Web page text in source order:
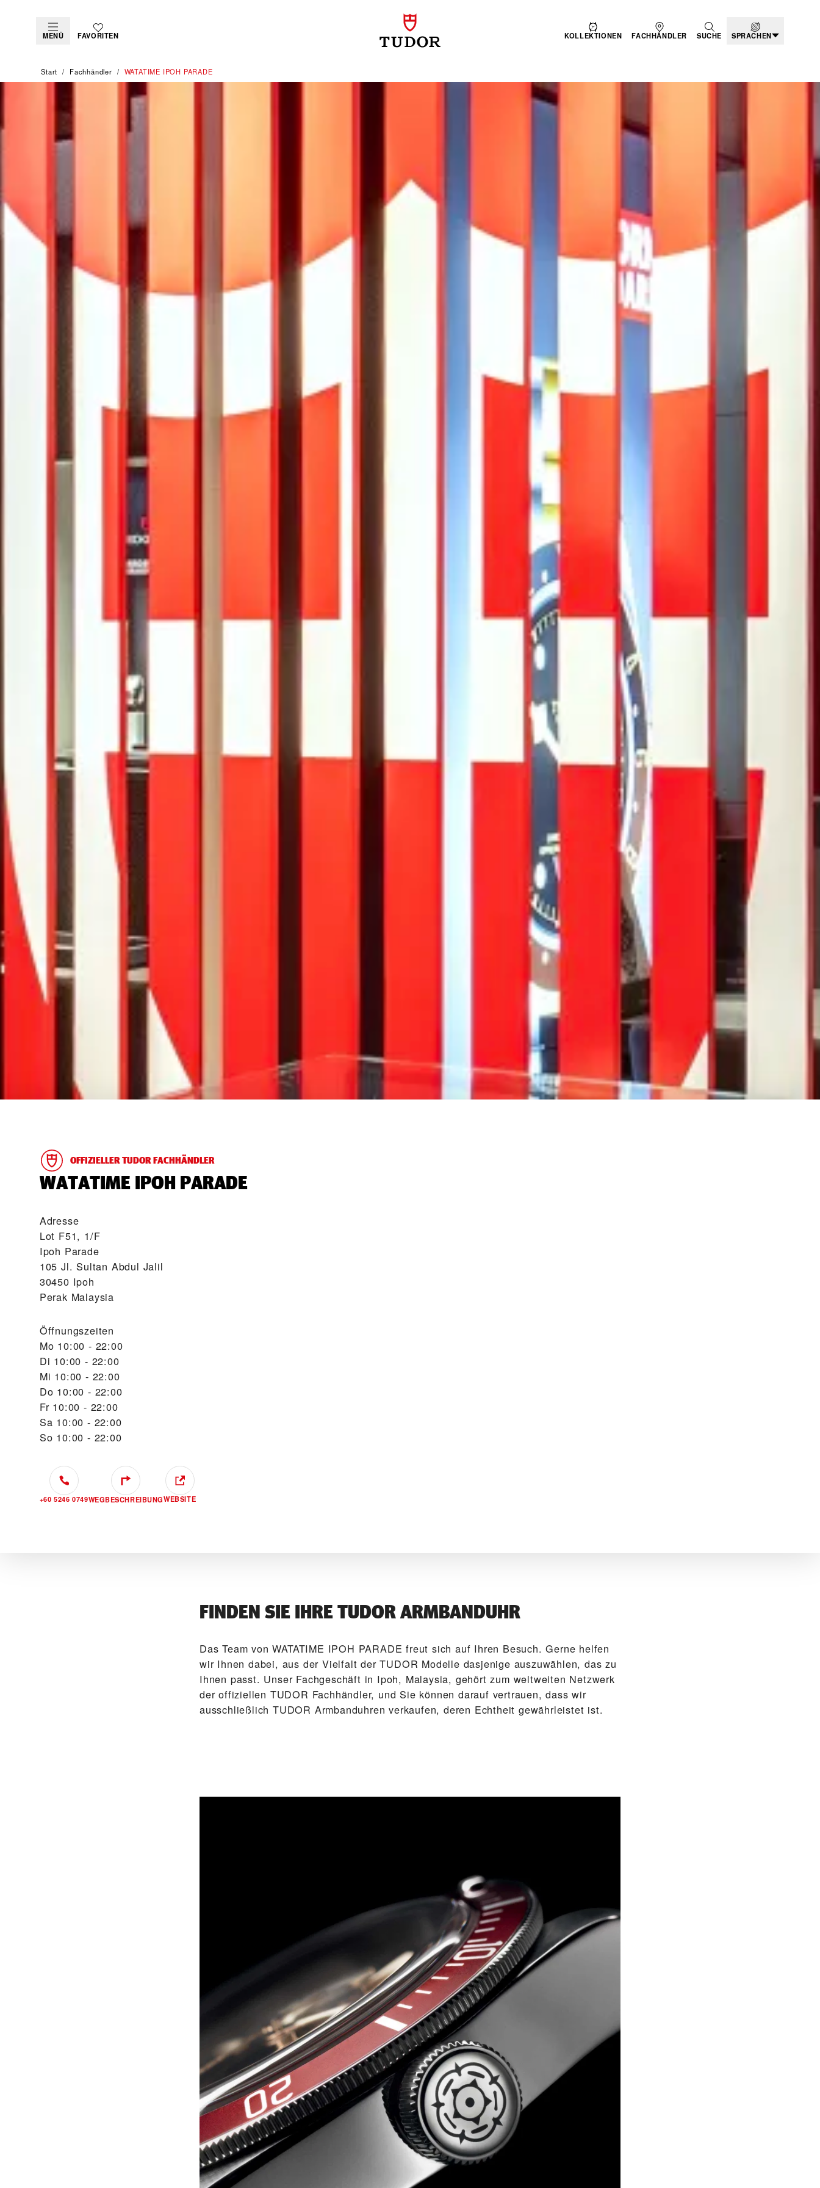
MENÜ FAVORITEN KOLLEKTIONEN FACHHÄNDLER SUCHE SPRACHEN
Start Fachhändler ‭WATATIME IPOH PARADE‬
OFFIZIELLER TUDOR FACHHÄNDLER
‭WATATIME IPOH PARADE‬
Adresse
Lot F51, 1/F
Ipoh Parade
105 Jl. Sultan Abdul Jalil
30450 Ipoh
Perak Malaysia
Öffnungszeiten
Mo 10:00 - 22:00
Di 10:00 - 22:00
Mi 10:00 - 22:00
Do 10:00 - 22:00
Fr 10:00 - 22:00
Sa 10:00 - 22:00
So 10:00 - 22:00
+60 5246 0749WEGBESCHREIBUNGWEBSITE
FINDEN SIE IHRE TUDOR ARMBANDUHR
Das Team von ‭WATATIME IPOH PARADE‬ freut sich auf Ihren Besuch. Gerne helfen
wir Ihnen dabei, aus der Vielfalt der TUDOR Modelle dasjenige auszuwählen, das zu
Ihnen passt. Unser Fach­geschäft in Ipoh, Malaysia, gehört zum weltweiten Netzwerk
der offiziellen TUDOR Fachhändler, und Sie können darauf vertrauen, dass wir
ausschließlich TUDOR Arm­band­uhren verkaufen, deren Echtheit gewährleistet ist.